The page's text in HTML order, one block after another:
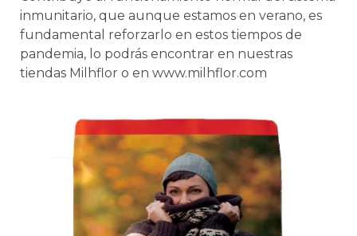
inmunitario, que aunque estamos en verano, es
fundamental reforzarlo en estos tiempos de
pandemia, lo podrás encontrar en nuestras
tiendas Milhflor o en www.milhflor.com